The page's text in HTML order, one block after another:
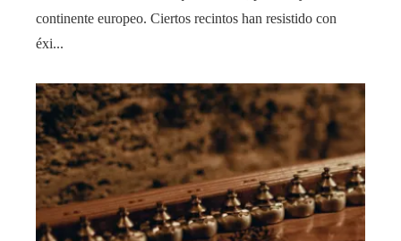
continente europeo. Ciertos recintos han resistido con
éxi...